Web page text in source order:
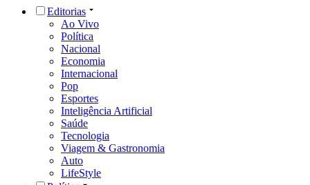
Editorias
Ao Vivo
Política
Nacional
Economia
Internacional
Pop
Esportes
Inteligência Artificial
Saúde
Tecnologia
Viagem & Gastronomia
Auto
LifeStyle